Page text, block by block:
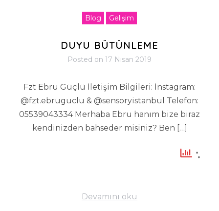
Blog Gelişim
DUYU BÜTÜNLEME
Posted on 17 Nisan 2019
Fzt Ebru Güçlü İletişim Bilgileri: İnstagram:
@fzt.ebruguclu & @sensoryistanbul Telefon:
05539043334 Merhaba Ebru hanım bize biraz
kendinizden bahseder misiniz? Ben […]
Devamını oku